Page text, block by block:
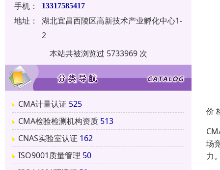
手机：
13317585417
地址：
湖北宜昌西陵区高新技术产业孵化中心1-
2
本站共被浏览过 5733969 次
CMA计量认证 525
CMA检验检测机构资质 513
CNAS实验室认证 162
ISO9001质量管理 50
价
场
力